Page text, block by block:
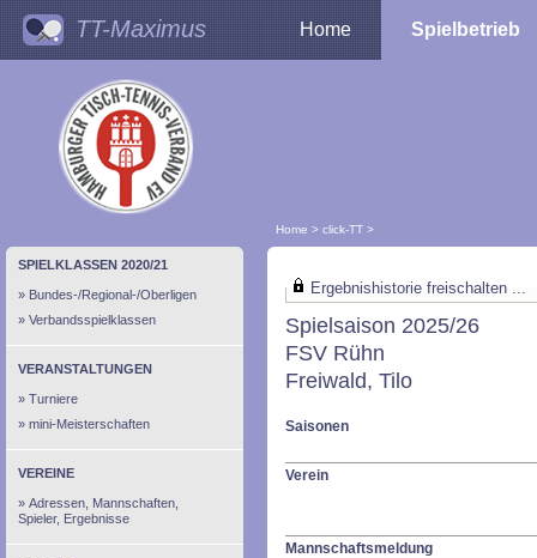
TT-Maximus Home Spielbetrieb
Home > click-TT >
SPIELKLASSEN 2020/21
Bundes-/Regional-/Oberligen
Verbandsspielklassen
VERANSTALTUNGEN
Turniere
mini-Meisterschaften
VEREINE
Adressen, Mannschaften,
Spieler, Ergebnisse
Ergebnishistorie freischalten ...
Spielsaison 2025/26
FSV Rühn
Freiwald, Tilo
Saisonen
Verein
Mannschaftsmeldung